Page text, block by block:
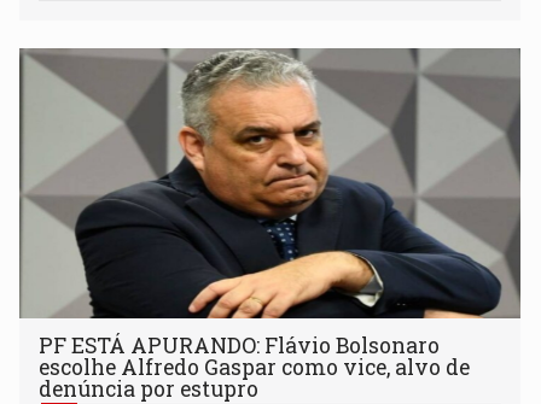
PF ESTÁ APURANDO: Flávio Bolsonaro
escolhe Alfredo Gaspar como vice, alvo de
denúncia por estupro